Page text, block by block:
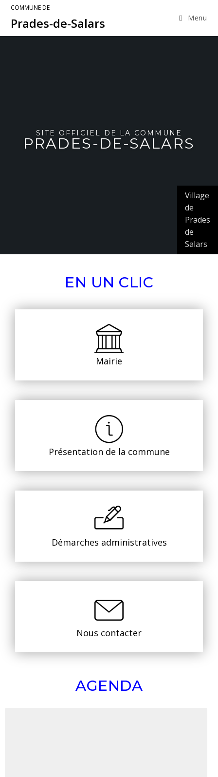
COMMUNE DE
Prades-de-Salars Menu
Village
de
Prades
de
Salars
SITE OFFICIEL DE LA COMMUNE
PRADES-DE-SALARS
EN UN CLIC
Mairie
Présentation de la commune
Démarches administratives
Nous contacter
AGENDA